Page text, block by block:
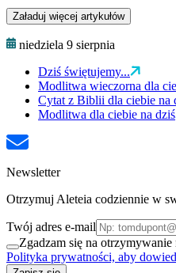
Załaduj więcej artykułów
niedziela 9 sierpnia
Dziś świętujemy...
Modlitwa wieczorna dla
Cytat z Biblii dla ciebie na
Modlitwa dla ciebie na dziś
Newsletter
Otrzymuj Aleteia codziennie w
Twój adres e-mail
Zgadzam się na otrzymywanie
Polityka prywatności, aby